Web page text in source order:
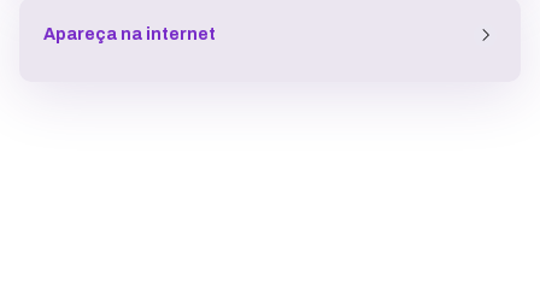
Apareça na internet